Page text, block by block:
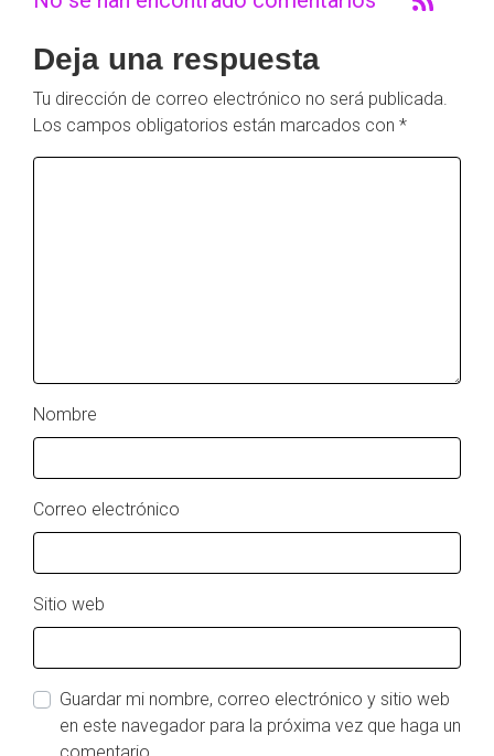
Deja una respuesta
Tu dirección de correo electrónico no será publicada.
Los campos obligatorios están marcados con *
Nombre
Correo electrónico
Sitio web
Guardar mi nombre, correo electrónico y sitio web
en este navegador para la próxima vez que haga un
comentario.